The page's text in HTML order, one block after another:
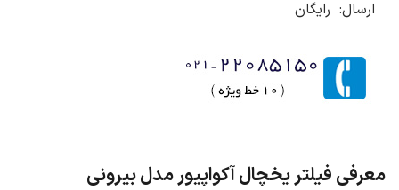
ارسال: رایگان
معرفی فیلتر یخچال آکواپیور مدل بیرونی